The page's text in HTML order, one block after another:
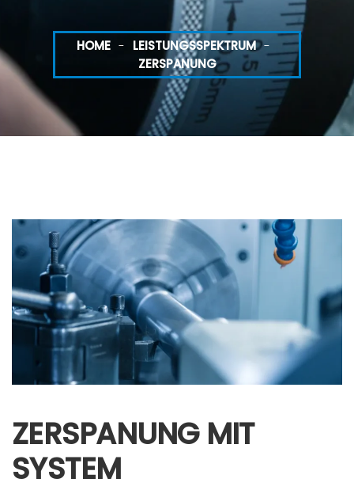
HOME
LEISTUNGSSPEKTRUM
ZERSPANUNG
ZERSPANUNG MIT
SYSTEM